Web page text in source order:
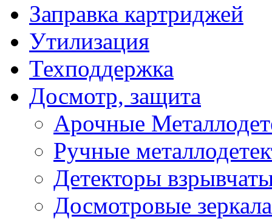
Заправка картриджей
Утилизация
Техподдержка
Досмотр, защита
Арочные
Ручные
Детекторы
Досмотровые зеркала